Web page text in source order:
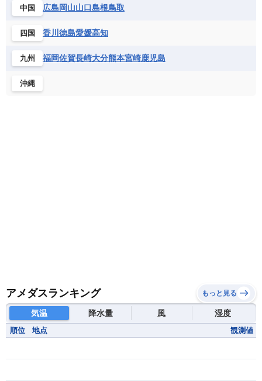
北マケドニア
バルバドス パナマ
フランス領ギアナ
ベネズエラ
ベリーズ
ボリビア
メキシコ
セントヘレナ諸島
セーシェル
チュニジア
ナミビア
ニジェール
ブルキナファソ
マダガスカル
中国 広島岡山山口島根鳥取
四国 香川 徳島愛媛高知
九州 福岡佐賀長崎大分熊本宮崎鹿児島
沖縄
アメダスランキング もっと見る
気温 降水量 風 湿度
順位 地点 観測値